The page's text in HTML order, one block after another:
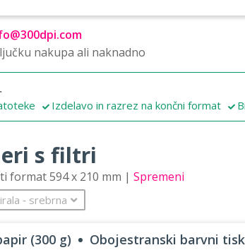
nakupa ali naknadno
Izdelavo in razrez na končni format
s filtri
format 594 x 210 mm | Spremeni
‐ srebrna
(300 g) Obojestranski barvni